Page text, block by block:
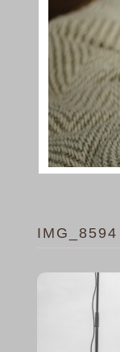
IMG_8594